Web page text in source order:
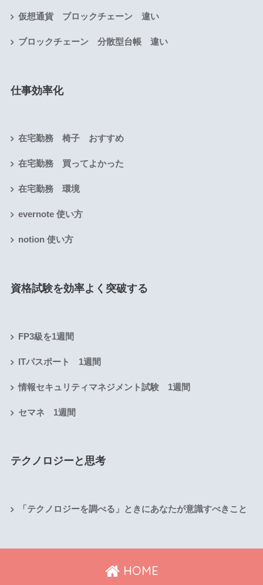
仮想通貨 ブロックチェーン 違い
ブロックチェーン 分散型台帳 違い
仕事効率化
在宅勤務 椅子 おすすめ
在宅勤務 買ってよかった
在宅勤務 環境
evernote 使い方
notion 使い方
資格試験を効率よく突破する
FP3級を1週間
ITパスポート 1週間
情報セキュリティマネジメント試験 1週間
セマネ 1週間
テクノロジーと思考
「テクノロジーを調べる」ときにあなたが意識すべきこと
HOME